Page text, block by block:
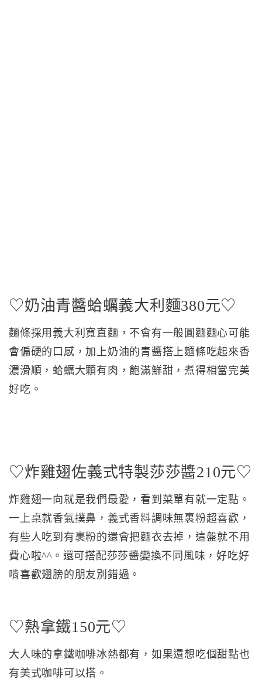
♡奶油青醬蛤蠣義大利麵380元♡
麵條採用義大利寬直麵，不會有一般圓麵麵心可能
會偏硬的口感，加上奶油的青醬搭上麵條吃起來香
濃滑順，蛤蠣大顆有肉，飽滿鮮甜，煮得相當完美
好吃。
♡炸雞翅佐義式特製莎莎醬210元♡
炸雞翅一向就是我們最愛，看到菜單有就一定點。
一上桌就香氣撲鼻，義式香料調味無裹粉超喜歡，
有些人吃到有裹粉的還會把麵衣去掉，這盤就不用
費心啦^^。還可搭配莎莎醬變換不同風味，好吃好
啃喜歡翅膀的朋友別錯過。
♡熱拿鐵150元♡
大人味的拿鐵咖啡冰熱都有，如果還想吃個甜點也
有美式咖啡可以搭。